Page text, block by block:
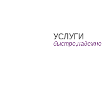
УСЛУГИ
быстро,надежно